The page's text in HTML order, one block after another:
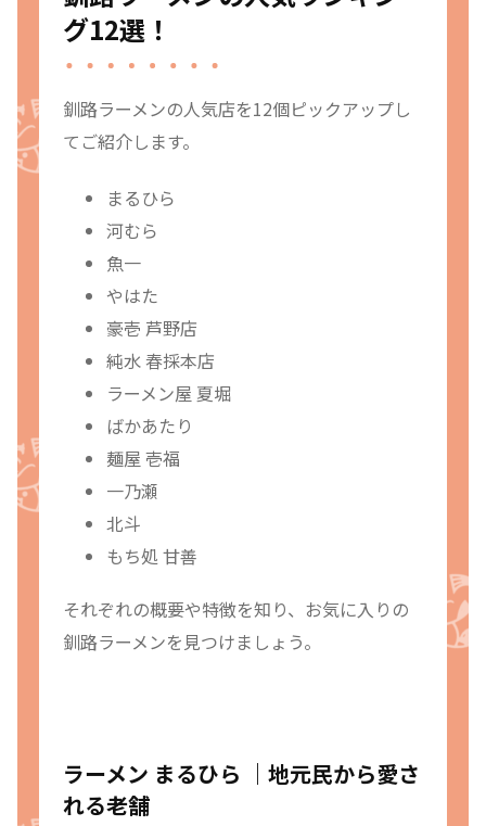
グ12選！
釧路ラーメンの人気店を12個ピックアップし
てご紹介します。
まるひら
河むら
魚一
やはた
豪壱 芦野店
純水 春採本店
ラーメン屋 夏堀
ばかあたり
麺屋 壱福
一乃瀬
北斗
もち処 甘善
それぞれの概要や特徴を知り、お気に入りの
釧路ラーメンを見つけましょう。
ラーメン まるひら ｜地元民から愛さ
れる老舗